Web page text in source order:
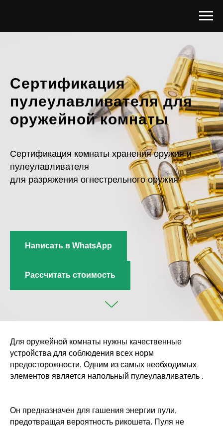
Сертификация
пулеулавливателя для
оружейной комнаты
Сертификация комнаты хранения оружия и
пулеулавливателя
для разряжения огнестрельного оружия
Написать в WhatsApp
Рассчитать стоимость
Для оружейной комнаты нужны качественные
устройства для соблюдения всех норм
предосторожности. Одним из самых необходимых
элементов является напольный пулеулавливатель .
Он предназначен для гашения энергии пули,
предотвращая вероятность рикошета. Пуля не